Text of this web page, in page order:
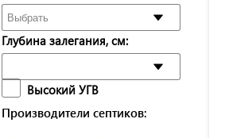
Глубина залегания, см:
Высокий УГВ
Производители септиков: